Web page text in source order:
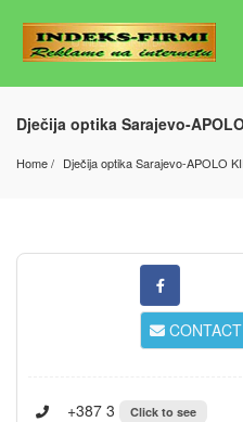
Dječija optika Sarajevo-
Home Dječija optika Sarajevo-APOLO
+387 3 Click to see